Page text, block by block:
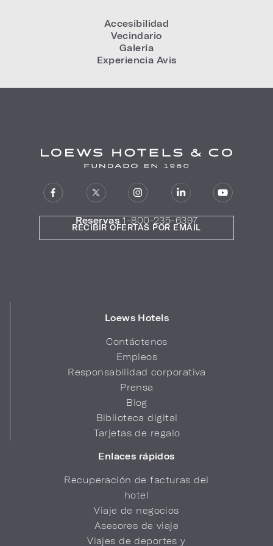
Accesibilidad
Vecindario
Galería
Experiencia Avis
Reservas 1-800-235-6397
Loews Hotels
Contáctenos
Empleos
Responsabilidad corporativa
Prensa
Blog
Biblioteca digital
Tarjetas de regalo
Enlaces rápidos
Recuperación de facturas del
hotel
Viaje de negocios
Asesores de viaje
Viajes de deportes y
RECIBIR OFERTAS POR EMAIL